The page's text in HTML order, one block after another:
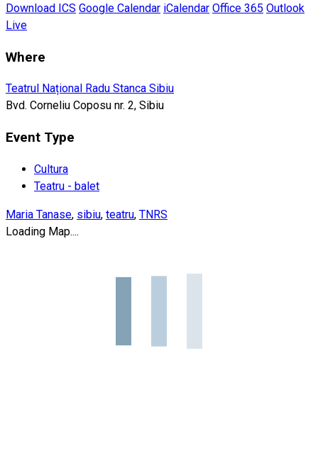
Download ICS Google Calendar iCalendar Office 365 Outlook
Live
Where
Teatrul Național Radu Stanca Sibiu
Bvd. Corneliu Coposu nr. 2, Sibiu
Event Type
Cultura
Teatru - balet
Maria Tanase, sibiu, teatru, TNRS
Loading Map....